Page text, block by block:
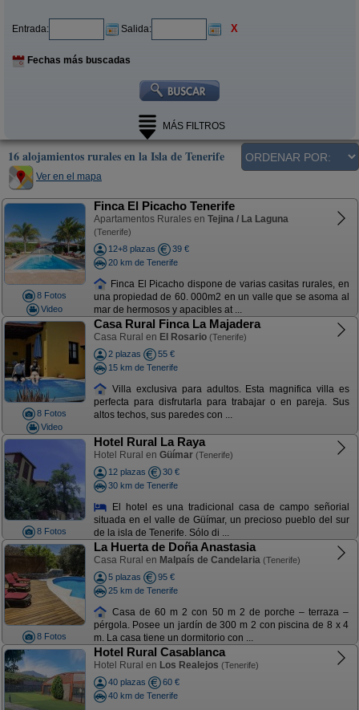
Entrada: Salida: X
Fechas más buscadas
MÁS FILTROS
16 alojamientos rurales en la Isla de Tenerife
Ver en el mapa
8 Fotos
Video
Finca El Picacho Tenerife
Apartamentos Rurales en Tejina / La Laguna
(Tenerife)
12+8 plazas
39 €
20 km de Tenerife
Finca El Picacho dispone de varias casitas rurales, en
una propiedad de 60. 000m2 en un valle que se asoma al
mar de hermosos y apacibles at ...
8 Fotos
Video
Casa Rural Finca La Majadera
Casa Rural en El Rosario (Tenerife)
2 plazas
55 €
15 km de Tenerife
Villa exclusiva para adultos. Esta magnifica villa es
perfecta para disfrutarla para trabajar o en pareja. Sus
altos techos, sus paredes con ...
8 Fotos
Hotel Rural La Raya
Hotel Rural en Güímar (Tenerife)
12 plazas
30 €
30 km de Tenerife
El hotel es una tradicional casa de campo señorial
situada en el valle de Güímar, un precioso pueblo del sur
de la isla de Tenerife. Sólo di ...
8 Fotos
La Huerta de Doña Anastasia
Casa Rural en Malpaís de Candelaria (Tenerife)
5 plazas
95 €
25 km de Tenerife
Casa de 60 m 2 con 50 m 2 de porche – terraza –
pérgola. Posee un jardín de 300 m 2 con piscina de 8 x 4
m. La casa tiene un dormitorio con ...
Hotel Rural Casablanca
Hotel Rural en Los Realejos (Tenerife)
40 plazas
60 €
40 km de Tenerife